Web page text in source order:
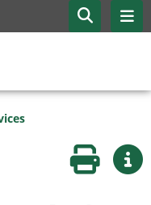
Seite